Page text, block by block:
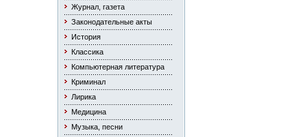
Журнал, газета
Законодательные акты
История
Классика
Компьютерная литература
Криминал
Лирика
Медицина
Музыка, песни